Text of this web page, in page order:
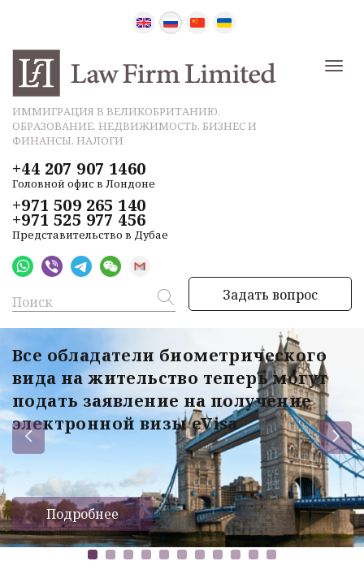
ИММИГРАЦИЯ В ВЕЛИКОБРИТАНИЮ,
ОБРАЗОВАНИЕ, НЕДВИЖИМОСТЬ, БИЗНЕС И
ФИНАНСЫ, НАЛОГИ
+44 207 907 1460
Головной офис в Лондоне
+971 509 265 140
+971 525 977 456
Представительство в Дубае
Задать вопрос
Все обладатели биометрического
вида на жительство теперь могут
подать заявление на получение
электронной визы eVisa
Подробнее